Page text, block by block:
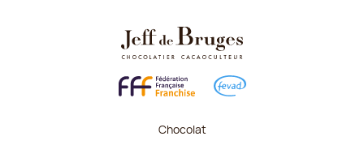
Chocolat